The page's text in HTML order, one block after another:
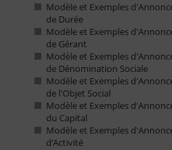
Modèle et Exemples
de Durée
Modèle et Exemples
de Gérant
Modèle et Exemples
de Dénomination Sociale
Modèle et Exemples
de l'Objet Social
Modèle et Exemples
du Capital
Modèle et Exemples
d’Activité